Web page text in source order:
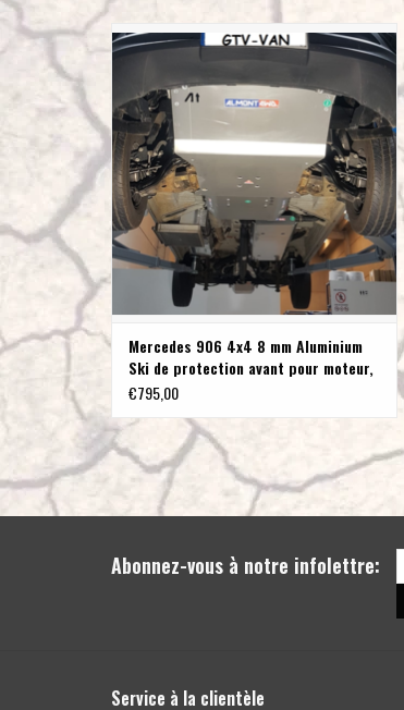
8 mm Aluminium Ski de protection avant pour
Mercedes Benz Sprinter 4x4 906 (2006-2018)
pour moteur, radiateur, différentiel avant et boîtier
de direction
AJOUTER AU PANIER
Mercedes 906 4x4 8 mm Aluminium
Ski de protection avant pour moteur,
radiateur, différentiel avant et
€795,00
Abonnez-vous à notre infolettre:
Service à la clientèle